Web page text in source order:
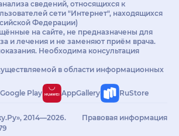
сведений, относящихся к
сети "Интернет", находящихся
Федерации)
на сайте, не предназначены для
и лечения и не заменяют приём врача.
Необходима консультация
в области информационных
Google Play AppGallery RuStore
2014—2026.
Правовая информация